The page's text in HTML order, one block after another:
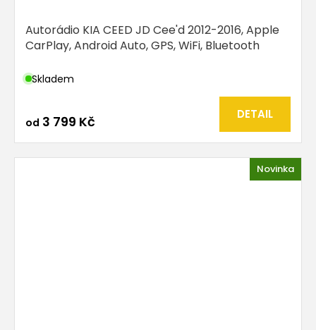
Autorádio KIA CEED JD Cee'd 2012-2016, Apple
CarPlay, Android Auto, GPS, WiFi, Bluetooth
Skladem
od 3 799 Kč DETAIL
Novinka